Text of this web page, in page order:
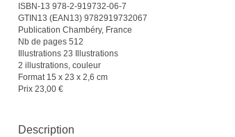
ISBN-13 978-2-919732-06-7
GTIN13 (EAN13) 9782919732067
Publication Chambéry, France
Nb de pages 512
Illustrations 23 Illustrations
2 illustrations, couleur
Format 15 x 23 x 2,6 cm
Prix 23,00 €
Description